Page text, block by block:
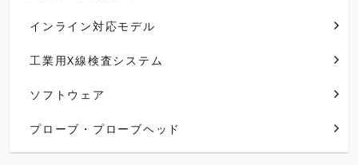
インライン対応モデル
工業用X線検査システム
ソフトウェア
プローブ・プローブヘッド